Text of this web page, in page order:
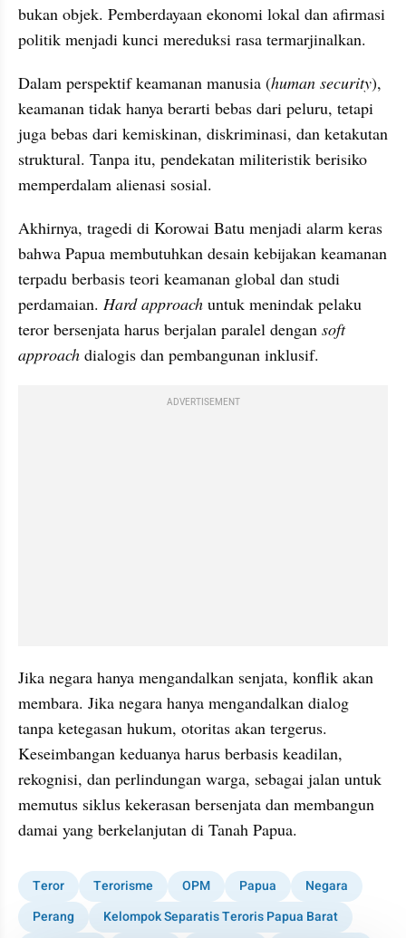
bukan objek. Pemberdayaan ekonomi lokal dan afirmasi
politik menjadi kunci mereduksi rasa termarjinalkan.
Dalam perspektif keamanan manusia (human security),
keamanan tidak hanya berarti bebas dari peluru, tetapi
juga bebas dari kemiskinan, diskriminasi, dan ketakutan
struktural. Tanpa itu, pendekatan militeristik berisiko
memperdalam alienasi sosial.
Akhirnya, tragedi di Korowai Batu menjadi alarm keras
bahwa Papua membutuhkan desain kebijakan keamanan
terpadu berbasis teori keamanan global dan studi
perdamaian. Hard approach untuk menindak pelaku
teror bersenjata harus berjalan paralel dengan soft
approach dialogis dan pembangunan inklusif.
ADVERTISEMENT
Jika negara hanya mengandalkan senjata, konflik akan
membara. Jika negara hanya mengandalkan dialog
tanpa ketegasan hukum, otoritas akan tergerus.
Keseimbangan keduanya harus berbasis keadilan,
rekognisi, dan perlindungan warga, sebagai jalan untuk
memutus siklus kekerasan bersenjata dan membangun
damai yang berkelanjutan di Tanah Papua.
Teror Terorisme OPM Papua
Negara
Perang
Kelompok Separatis Teroris Papua Barat